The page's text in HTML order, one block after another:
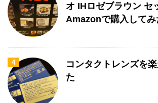
オ IHロゼブラウン セ
Amazonで購入してみ
4
コンタクトレンズを
た